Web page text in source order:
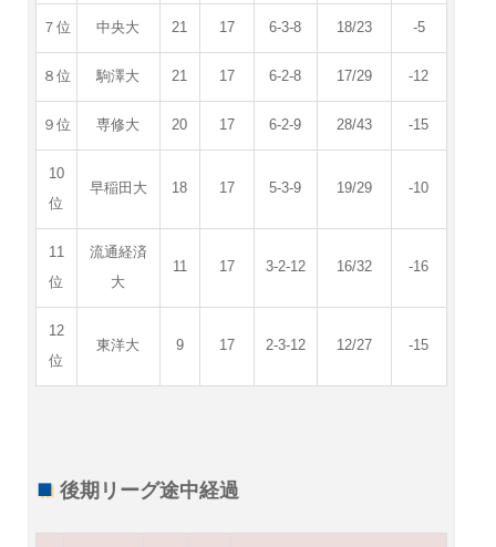
７位 中央大 21 17 6-3-8 18/23 -5
８位 駒澤大 21 17 6-2-8 17/29 ‐12
９位 専修大 20 17 6-2-9 28/43 -15
10
位
早稲田大 18 17 5-3-9 19/29 -10
11
位
流通経済
大
11 17 3-2-12 16/32 -16
12
位
東洋大 9 17 2-3-12 12/27 -15
後期リーグ途中経過